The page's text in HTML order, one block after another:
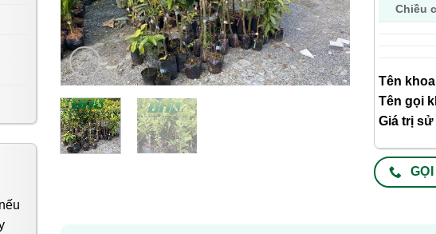
Chiều
Tên
Tên gọi
Giá trị